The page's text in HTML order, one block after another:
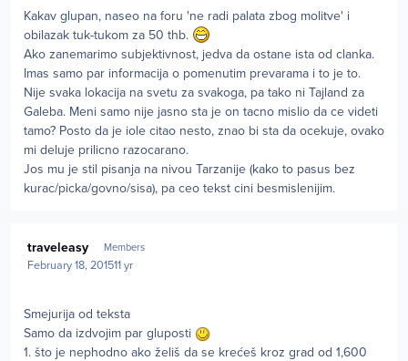
Kakav glupan, naseo na foru 'ne radi palata zbog molitve' i
obilazak tuk-tukom za 50 thb.
Ako zanemarimo subjektivnost, jedva da ostane ista od clanka.
Imas samo par informacija o pomenutim prevarama i to je to.
Nije svaka lokacija na svetu za svakoga, pa tako ni Tajland za
Galeba. Meni samo nije jasno sta je on tacno mislio da ce videti
tamo? Posto da je iole citao nesto, znao bi sta da ocekuje, ovako
mi deluje prilicno razocarano.
Jos mu je stil pisanja na nivou Tarzanije (kako to pasus bez
kurac/picka/govno/sisa), pa ceo tekst cini besmislenijim.
traveleasy Members
February 18, 201511 yr
Smejurija od teksta
Samo da izdvojim par gluposti
1. što je nephodno ako želiš da se krećeš kroz grad od 1,600